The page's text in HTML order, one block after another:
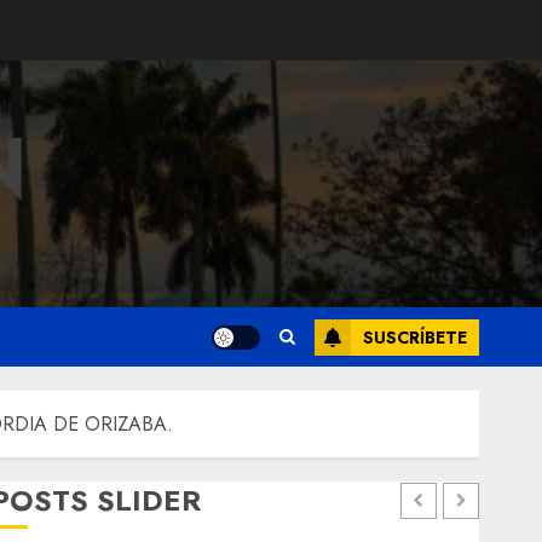
SUSCRÍBETE
DE ORIZABA.
SLIDER